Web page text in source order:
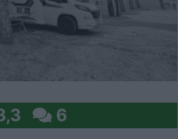
6